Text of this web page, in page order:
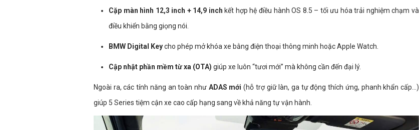
Cặp màn hình 12,3 inch + 14,9 inch kết hợp hệ điều hành OS 8.5 – tối ưu hóa trải nghiệm chạm và
điều khiển bằng giọng nói.
BMW Digital Keycho phép mở khóa xe bằng điện thoại thông minh hoặc Apple Watch.
Cập nhật phần mềm từ xa (OTA) giúp xe luôn “tươi mới” mà không cần đến đại lý.
Ngoài ra, các tính năng an toàn như ADAS mới (hỗ trợ giữ làn, ga tự động thích ứng, phanh khẩn cấp…)
giúp 5 Series tiệm cận xe cao cấp hạng sang về khả năng tự vận hành.